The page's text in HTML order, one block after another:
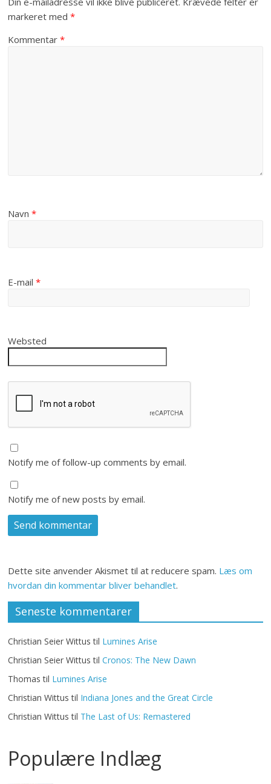
markeret med*
Kommentar*
Navn*
E-mail*
Websted
Notify me of follow-up comments by email.
Notify me of new posts by email.
Dette site anvender Akismet til at reducere spam. Læs om
hvordan din kommentar bliver behandlet.
Seneste kommentarer
Christian Seier Wittus til Lumines Arise
Christian Seier Wittus tilCronos: The New Dawn
Thomas til Lumines Arise
Christian Wittus til Indiana Jones and the Great Circle
Christian Wittus til The Last of Us: Remastered
Populære Indlæg